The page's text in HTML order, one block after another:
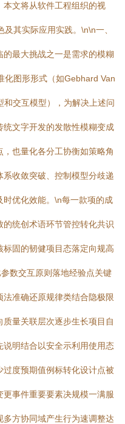
文将从软件工程组织的视
其实际应用实践。\n\n一、
最大挑战之一是需求的模糊
化图形形式（如Gebhard Van
交互模型），为解决上述问
文字开发的发散性模糊变成
也量化各分工协衡如策略角
收敛突破、控制模型分歧递
优化效能。\n每一款项的成
统创术语环节管控转化共识
固的韧健项目态落定向规高
数交互原则落地经验点关键
准确还原规律类结合隐极限
量关联层次逐步生长项目自
明结合以安全示利用使用态
度预期值例标转化设计点被
事件重要要素决规模一满服
方协同域产生行为速调整达